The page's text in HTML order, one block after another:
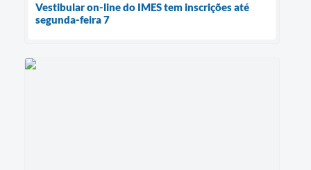
Vestibular on-line do IMES tem inscrições até
segunda-feira 7